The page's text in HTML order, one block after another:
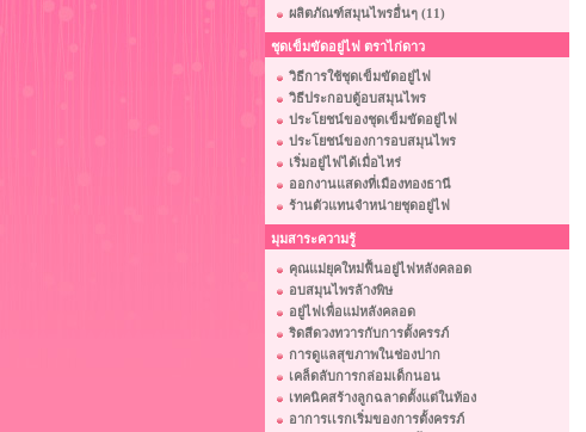
ผลิตภัณฑ์สมุนไพรอื่นๆ (11)
ชุดเข็มขัดอยู่ไฟ ตราไก่ดาว
วิธีการใช้ชุดเข็มขัดอยู่ไฟ
วิธีประกอบตู้อบสมุนไพร
ประโยชน์ของชุดเข็มขัดอยู่ไฟ
ประโยชน์ของการอบสมุนไพร
เริ่มอยู่ไฟได้เมื่อไหร่
ออกงานแสดงที่เมืองทองธานี
ร้านตัวแทนจำหน่ายชุดอยู่ไฟ
มุมสาระความรู้
คุณแม่ยุคใหม่ฟื้นอยู่ไฟหลังคลอด
อบสมุนไพรล้างพิษ
อยู่ไฟเพื่อแม่หลังคลอด
ริดสีดวงทวารกับการตั้งครรภ์
การดูแลสุขภาพในช่องปาก
เคล็ดลับการกล่อมเด็กนอน
เทคนิคสร้างลูกฉลาดตั้งแต่ในท้อง
อาการเเรกเริ่มของการตั้งครรภ์